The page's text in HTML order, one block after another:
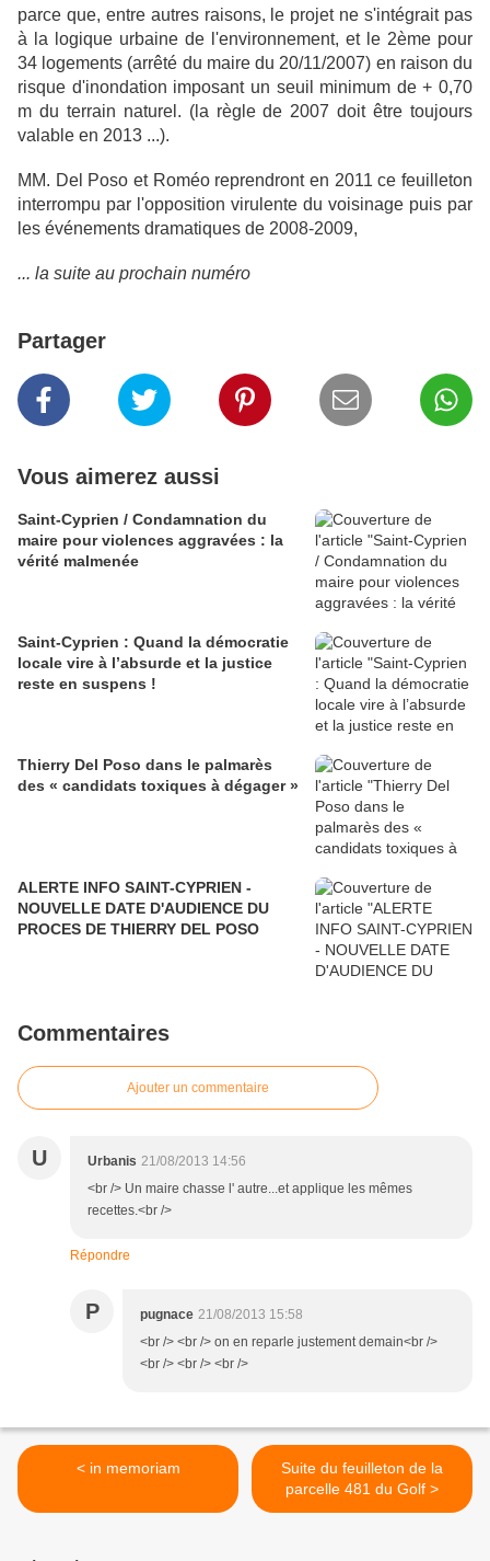
parce que, entre autres raisons, le projet ne s'intégrait pas
à la logique urbaine de l'environnement, et le 2ème pour
34 logements (arrêté du maire du 20/11/2007) en raison du
risque d'inondation imposant un seuil minimum de + 0,70
m du terrain naturel. (la règle de 2007 doit être toujours
valable en 2013 ...).
MM. Del Poso et Roméo reprendront en 2011 ce feuilleton
interrompu par l'opposition virulente du voisinage puis par
les événements dramatiques de 2008-2009,
... la suite au prochain numéro
Partager
Vous aimerez aussi
Saint-Cyprien / Condamnation du
maire pour violences aggravées : la
vérité malmenée
Saint-Cyprien : Quand la démocratie
locale vire à l’absurde et la justice
reste en suspens !
Thierry Del Poso dans le palmarès
des « candidats toxiques à dégager »
ALERTE INFO SAINT-CYPRIEN -
NOUVELLE DATE D'AUDIENCE DU
PROCES DE THIERRY DEL POSO
Commentaires
Ajouter un commentaire
U Urbanis 21/08/2013 14:56
<br /> Un maire chasse l' autre...et applique les mêmes
recettes.<br />
Répondre
P pugnace 21/08/2013 15:58
<br /> <br /> on en reparle justement demain<br />
<br /> <br /> <br />
< in memoriam
Suite du feuilleton de la
parcelle 481 du Golf >